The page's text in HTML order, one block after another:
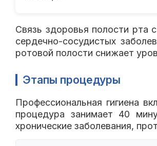
Связь здоровья полости рта
сердечно-сосудистых
ротовой полости снижает
Этапы процедуры
Профессиональная гигиена
процедура занимает 40
хронические заболевания,